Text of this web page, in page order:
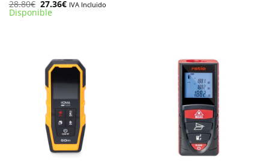
28.80€ El
precio
original
27.36€El
precio
IVA Incluido
Disponible